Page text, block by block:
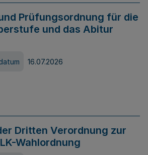
Prüfungsordnung für die
und das Abitur
16.07.2026
Dritten Verordnung zur
Wahlordnung